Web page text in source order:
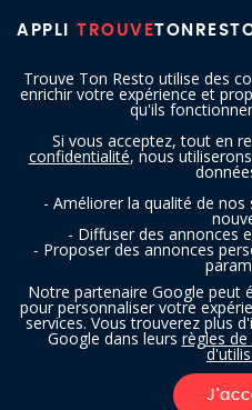
Trouve Ton Resto utilise des
enrichir votre expérience et
qu'ils
Si vous acceptez, tout en
confidentialité, nous
- Améliorer la qualité de
- Diffuser des annonces
- Proposer des annonces
Notre partenaire Google peut
pour personnaliser votre
services. Vous trouverez plus
Google dans leurs règles
APPLI TROUVE
SUIVEZ-NOUS
Copyright © 2016 - 2026
Resto SRL | Rue de